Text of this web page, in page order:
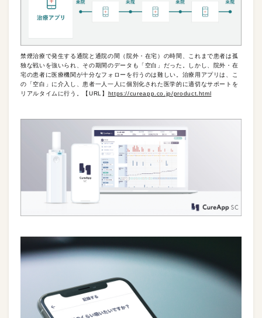
禁煙治療で発生する通院と通院の間（院外・在宅）の時間、これまで患者は孤
独な戦いを強いられ、その期間のデータも「空白」だった。しかし、院外・在
宅の患者に医療機関が十分なフォローを行うのは難しい。治療用アプリは、こ
の「空白」に介入し、患者一人一人に個別化された医学的に適切なサポートを
リアルタイムに行う。【URL】 https://cureapp.co.jp/product.html